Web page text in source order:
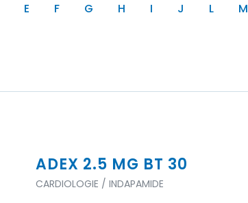
E F G H I J L M
ADEX 2.5 MG BT 30
CARDIOLOGIE / INDAPAMIDE